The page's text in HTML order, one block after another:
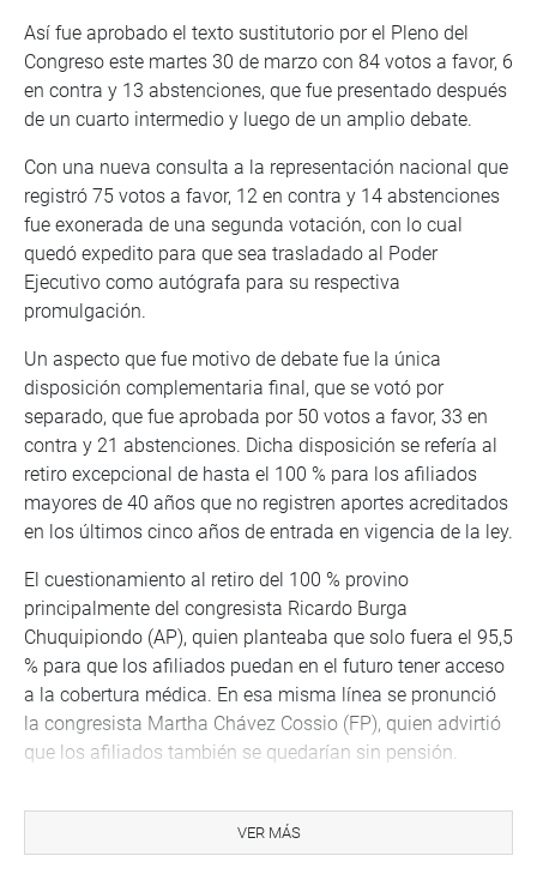
Así fue aprobado el texto sustitutorio por el Pleno del
Congreso este martes 30 de marzo con 84 votos a favor, 6
en contra y 13 abstenciones, que fue presentado después
de un cuarto intermedio y luego de un amplio debate.
Con una nueva consulta a la representación nacional que
registró 75 votos a favor, 12 en contra y 14 abstenciones
fue exonerada de una segunda votación, con lo cual
quedó expedito para que sea trasladado al Poder
Ejecutivo como autógrafa para su respectiva
promulgación.
Un aspecto que fue motivo de debate fue la única
disposición complementaria final, que se votó por
separado, que fue aprobada por 50 votos a favor, 33 en
contra y 21 abstenciones. Dicha disposición se refería al
retiro excepcional de hasta el 100 % para los afiliados
mayores de 40 años que no registren aportes acreditados
en los últimos cinco años de entrada en vigencia de la ley.
El cuestionamiento al retiro del 100 % provino
principalmente del congresista Ricardo Burga
Chuquipiondo (AP), quien planteaba que solo fuera el 95,5
% para que los afiliados puedan en el futuro tener acceso
a la cobertura médica. En esa misma línea se pronunció
la congresista Martha Chávez Cossio (FP), quien advirtió
que los afiliados también se quedarían sin pensión.
desembolso a los 30 días de presentada la solicitud ante
la AFP a la que pertenezca el afiliado. Es aplicable hasta
VER MÁS